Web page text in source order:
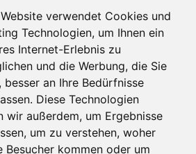
verwendet Cookies und
Technologien, um Ihnen ein
Internet-Erlebnis zu
und die Werbung, die Sie
besser an Ihre Bedürfnisse
Diese Technologien
wir außerdem, um Ergebnisse
um zu verstehen, woher
Besucher kommen oder um
EINSTELLUNGEN